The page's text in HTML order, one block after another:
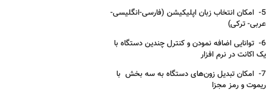
5- امکان انتخاب زبان اپلیکیشن (فارسی-انگلیسی-
عربی- ترکی)
6- توانایی اضافه نمودن و کنترل چندین دستگاه با
یک اکانت در نرم افزار
7- امکان تبدیل زون‌های دستگاه به سه بخش با
ریموت و رمز مجزا